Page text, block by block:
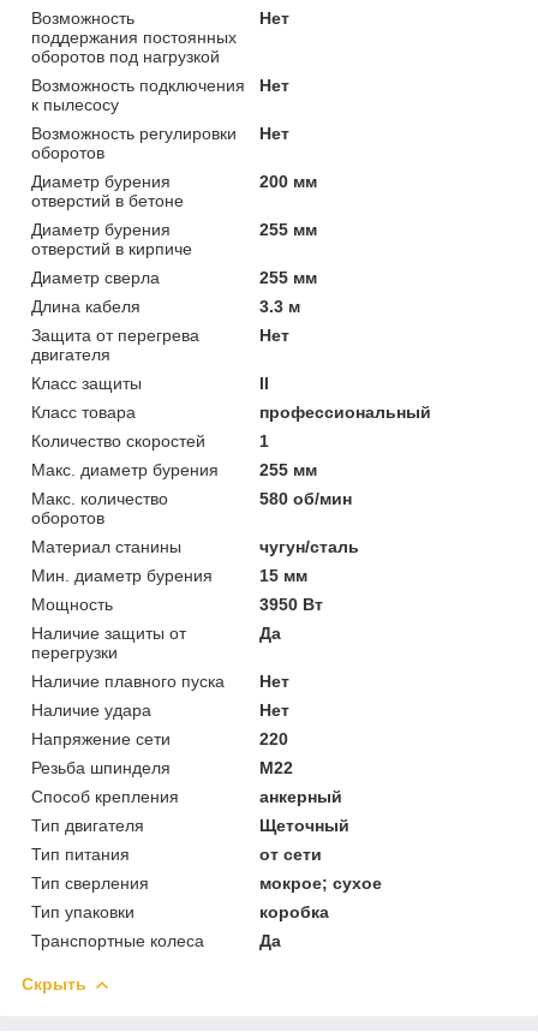
Возможность
поддержания постоянных
оборотов под нагрузкой
Нет
Возможность подключения
к пылесосу
Нет
Возможность регулировки
оборотов
Нет
Диаметр бурения
отверстий в бетоне
200 мм
Диаметр бурения
отверстий в кирпиче
255 мм
Диаметр сверла
255 мм
Длина кабеля
3.3 м
Защита от перегрева
двигателя
Нет
Класс защиты
II
Класс товара
профессиональный
Количество скоростей
1
Макс. диаметр бурения
255 мм
Макс. количество
оборотов
580 об/мин
Материал станины
чугун/сталь
Мин. диаметр бурения
15 мм
Мощность
3950 Вт
Наличие защиты от
перегрузки
Да
Наличие плавного пуска
Нет
Наличие удара
Нет
Напряжение сети
220
Резьба шпинделя
M22
Способ крепления
анкерный
Тип двигателя
Щеточный
Тип питания
от сети
Тип сверления
мокрое; сухое
Тип упаковки
коробка
Транспортные колеса
Да
Скрыть